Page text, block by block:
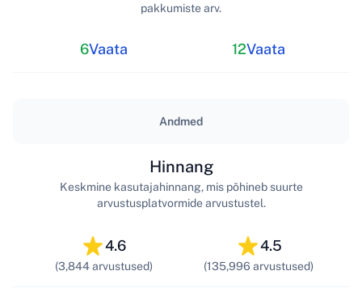
6Vaata
pakkumiste arv.
12Vaata
Andmed
4.6
(3,844 arvustused)
Hinnang
Keskmine kasutajahinnang, mis põhineb suurte
arvustusplatvormide arvustustel.
4.5
(135,996 arvustused)